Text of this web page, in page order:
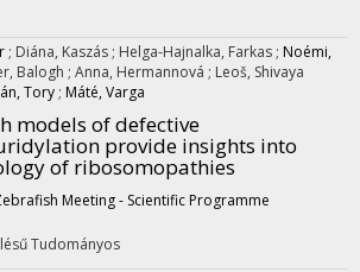
; Diána, Kaszás ; Helga-Hajnalka, Farkas ; Noémi,
Balogh ; Anna, Hermannová ; Leoš, Shivaya
Tory ; Máté, Varga
models of defective
provide insights into
of ribosomopathies
Meeting - Scientific Programme
Tudományos